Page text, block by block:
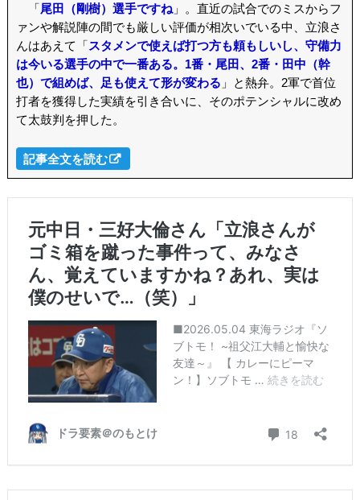
「尾田（剛樹）選手ですね」。直近の試合でのミスからフ
ァンや解説陣の間でも厳しい評価が相次いでいる中、立浪さ
んはあえて「スタメンで使えば打つ方も頼もしいし、守備力
は今いる選手の中で一番ある。1番・尾田、2番・田中（幹
也）で組めば、足も使えて形が変わる 」と熱弁。2軍で首位
打者を獲得した実績を引き合いに、そのポテンシャルに改め
て太鼓判を押した。
記事全文を読む